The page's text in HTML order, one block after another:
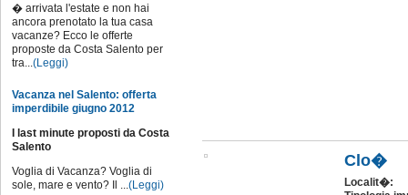
� arrivata l'estate e non hai
ancora prenotato la tua casa
vacanze? Ecco le offerte
proposte da Costa Salento per
tra...(Leggi)
Vacanza nel Salento: offerta
imperdibile giugno 2012
I last minute proposti da Costa
Salento
Voglia di Vacanza? Voglia di
sole, mare e vento? Il ...(Leggi)
Clo�
Localit�: